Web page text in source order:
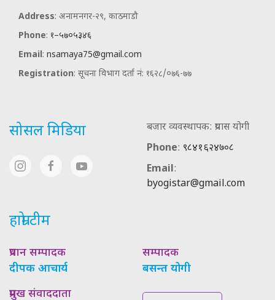
Address: अनामनगर-२९, काठमाडौ
Phone: १–५७०५३४६
Email: nsamaya75@gmail.com
Registration: सूचना विभाग दर्ता नं: १६२८/०७६-७७
सोसल मिडिया
बजार व्यवस्थापक: प्रयास योगी
Phone: ९८४१६२४७०८
Email:
byogistar@gmail.com
हाम्रो टीम
प्रधान सम्पादक
दीपक आचार्य
सम्पादक
बसन्त योगी
प्रमुख संवाददाता